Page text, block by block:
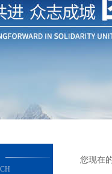
您现在